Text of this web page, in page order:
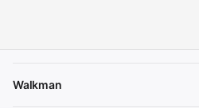
Walkman